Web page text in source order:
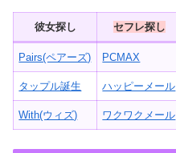
彼女探し セフレ探し
Pairs(ペアーズ) PCMAX
タップル誕生 ハッピーメール
With(ウィズ) ワクワクメール